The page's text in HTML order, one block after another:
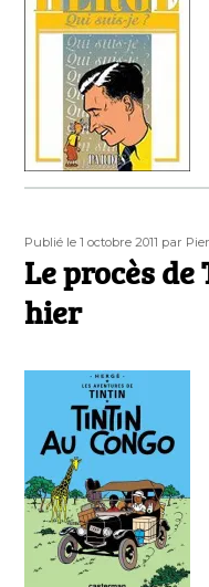
Publié
le
Publié le 1 octobre 2011 Auteur
par
Le procès
hier